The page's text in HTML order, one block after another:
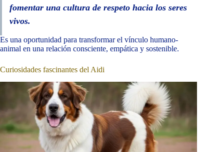
fomentar una cultura de respeto hacia los seres
vivos.
Es una oportunidad para transformar el vínculo humano-
animal en una relación consciente, empática y sostenible.
Curiosidades fascinantes del Aidi